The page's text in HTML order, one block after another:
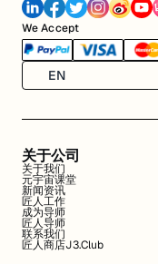
We Accept
EN
关于公司
关于我们
元宇宙课堂
新闻资讯
匠人工作
成为导师
匠人导师
联系我们
匠人商店J3.Club